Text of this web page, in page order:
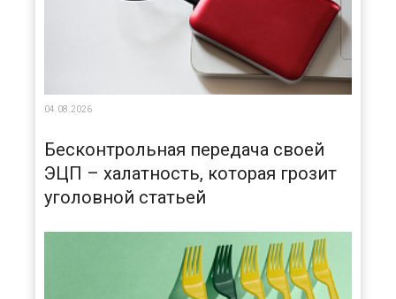
04.08.2026
Бесконтрольная передача своей
ЭЦП – халатность, которая грозит
уголовной статьей